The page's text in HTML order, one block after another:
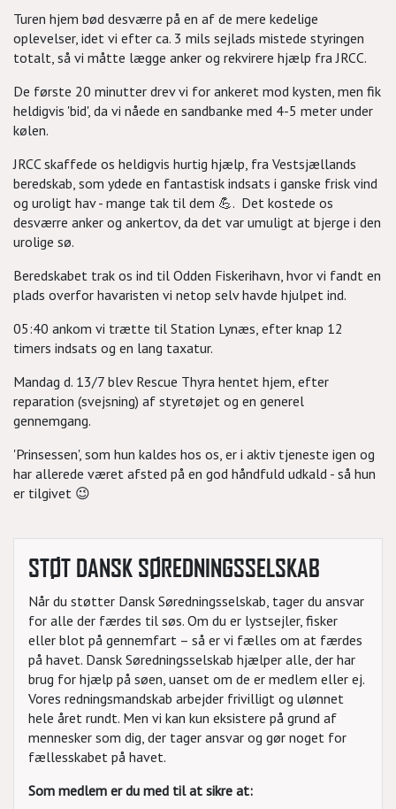
Turen hjem bød desværre på en af de mere kedelige
oplevelser, idet vi efter ca. 3 mils sejlads mistede styringen
totalt, så vi måtte lægge anker og rekvirere hjælp fra JRCC.
De første 20 minutter drev vi for ankeret mod kysten, men fik
heldigvis 'bid', da vi nåede en sandbanke med 4-5 meter under
kølen.
JRCC skaffede os heldigvis hurtig hjælp, fra Vestsjællands
beredskab, som ydede en fantastisk indsats i ganske frisk vind
og uroligt hav - mange tak til dem 💪. Det kostede os
desværre anker og ankertov, da det var umuligt at bjerge i den
urolige sø.
Beredskabet trak os ind til Odden Fiskerihavn, hvor vi fandt en
plads overfor havaristen vi netop selv havde hjulpet ind.
05:40 ankom vi trætte til Station Lynæs, efter knap 12
timers indsats og en lang taxatur.
Mandag d. 13/7 blev Rescue Thyra hentet hjem, efter
reparation (svejsning) af styretøjet og en generel
gennemgang.
'Prinsessen', som hun kaldes hos os, er i aktiv tjeneste igen og
har allerede været afsted på en god håndfuld udkald - så hun
er tilgivet 😉
STØT DANSK SØREDNINGSSELSKAB
Når du støtter Dansk Søredningsselskab, tager du ansvar
for alle der færdes til søs. Om du er lystsejler, fisker
eller blot på gennemfart – så er vi fælles om at færdes
på havet. Dansk Søredningsselskab hjælper alle, der har
brug for hjælp på søen, uanset om de er medlem eller ej.
Vores redningsmandskab arbejder frivilligt og ulønnet
hele året rundt. Men vi kan kun eksistere på grund af
mennesker som dig, der tager ansvar og gør noget for
fællesskabet på havet.
Som medlem er du med til at sikre at: